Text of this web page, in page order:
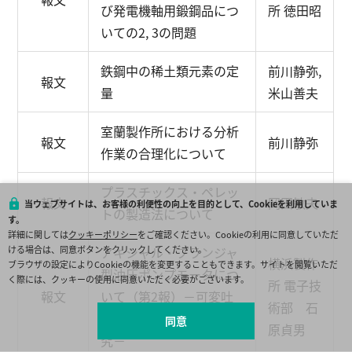
び発電機軸用鍛鋼品につ
いての2, 3の問題
所 徳田昭
報文
鉄鋼中の稀土類元素の定
量
前川静弥,
米山善夫
報文
室蘭製作所における分析
作業の合理化について
前川静弥
報文
プラスチックス・ペレッ
トの製造法について
岡田敏夫
報文
アキシャル・プランジャ
型油圧ポンプモータにつ
いて（第2報） －可変吐
出量ポンプの操作力の研
究－
横浜製作
所 電子技
術部 石
原貞男
当ウェブサイトは、お客様の利便性の向上を目的として、Cookieを利用していま
す。
詳細に関してはクッキーポリシーをご確認ください。Cookieの利用に同意していただ
ける場合は、同意ボタンをクリックしてください。
ブラウザの設定によりCookieの機能を変更することもできます。サイトを閲覧いただ
く際には、クッキーの使用に同意いただく必要がございます。
同意